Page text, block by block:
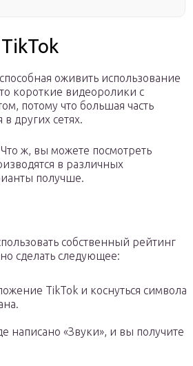
оживить использование
короткие видеоролики с
потому что большая часть
других сетях.
ж, вы можете посмотреть
в различных
получше.
собственный рейтинг
сделать следующее:
TikTok и коснуться символа
написано «Звуки», и вы получите